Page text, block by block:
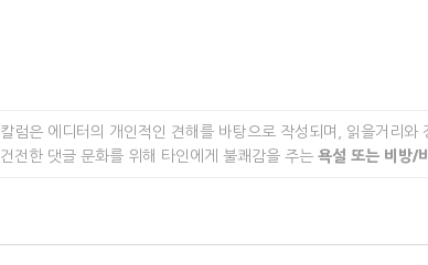
칼럼은 에디터의 개인적인 견해를 바탕으로 작성되며, 읽을거리와
건전한 댓글 문화를 위해 타인에게 불쾌감을 주는 욕설 또는 비방/